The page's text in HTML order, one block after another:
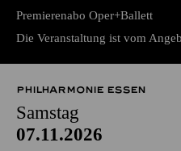
TICKETS
80,00 68,00 53,00 43,00 31,00
Premierenabo Oper+Ballett
Die Veranstaltung ist vom
PHILHARMONIE ESSEN